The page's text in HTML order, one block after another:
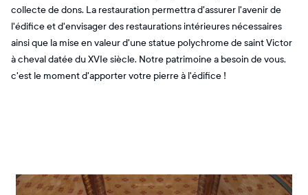
collecte de dons. La restauration permettra d'assurer l'avenir de
l'édifice et d'envisager des restaurations intérieures nécessaires
ainsi que la mise en valeur d'une statue polychrome de saint Victor
à cheval datée du XVIe siècle. Notre patrimoine a besoin de vous,
c'est le moment d'apporter votre pierre à l'édifice !